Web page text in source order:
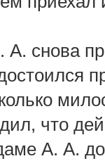
А. снова
что
А. А.